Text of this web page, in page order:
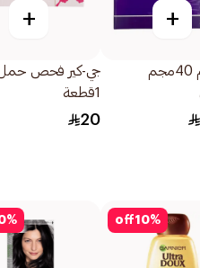
+
نيكسيوم 40مجم
+
جي-كير فحص
1قطعة
20
10%
off
%